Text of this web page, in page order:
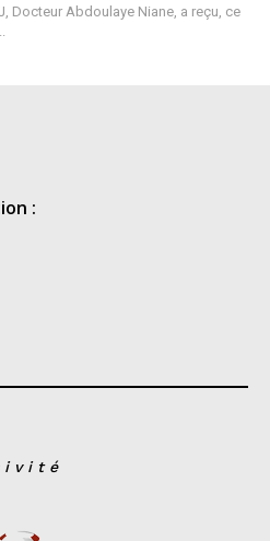
Docteur Abdoulaye Niane, a reçu, ce
: